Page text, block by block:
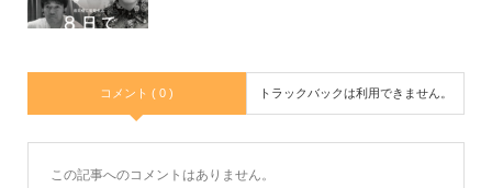
コメント ( 0 ) トラックバックは利用できません。
この記事へのコメントはありません。